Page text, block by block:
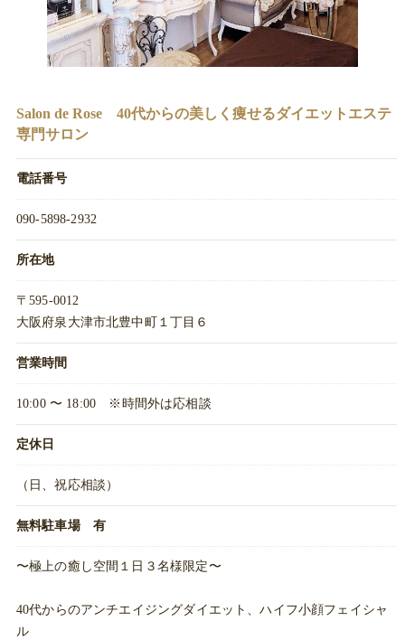
Salon de Rose 40代からの美しく痩せるダイエットエステ
専門サロン
電話番号
090-5898-2932
所在地
〒595-0012
大阪府泉大津市北豊中町１丁目６
営業時間
10:00 〜 18:00 ※時間外は応相談
定休日
（日、祝応相談）
無料駐車場 有
〜極上の癒し空間１日３名様限定〜
40代からのアンチエイジングダイエット、ハイフ小顔フェイシャ
ル